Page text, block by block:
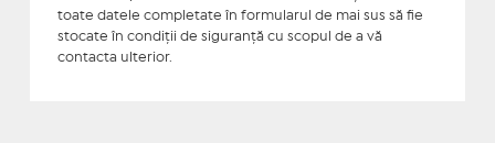
toate datele completate în formularul de mai sus să fie
stocate în condiţii de siguranţă cu scopul de a vă
contacta ulterior.